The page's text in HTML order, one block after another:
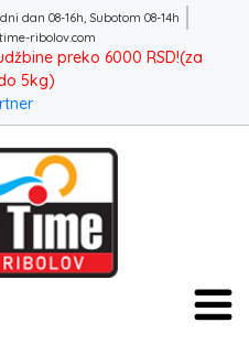
dan 08-16h, Subotom 08-14h
ribolov.com
preko 6000 RSD!(za
5kg)